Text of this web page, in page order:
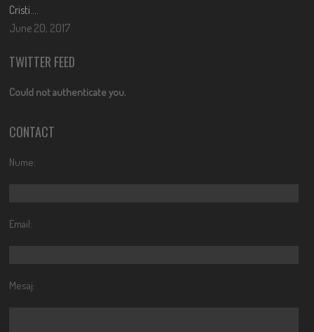
Cristi….
June 20, 2017
TWITTER FEED
Could not authenticate you.
CONTACT
Nume:
Email:
Mesaj: